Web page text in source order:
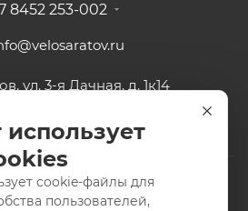
8452 253-002
ул. 3-я Дачная, д. 1к14
cookie-файлы для
пользователей,